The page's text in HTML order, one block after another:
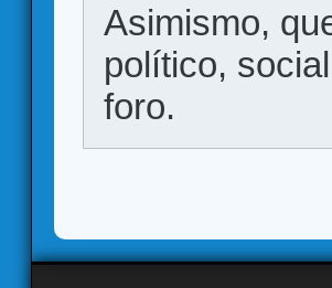
Asimismo,
político,
foro.